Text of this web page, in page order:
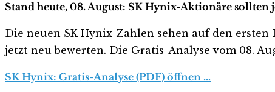
Stand heute, 08. August: SK Hynix-Aktionäre sollten
Die neuen SK Hynix-Zahlen sehen auf den
jetzt neu bewerten. Die Gratis-Analyse vom 08.
SK Hynix: Gratis-Analyse (PDF) öffnen …